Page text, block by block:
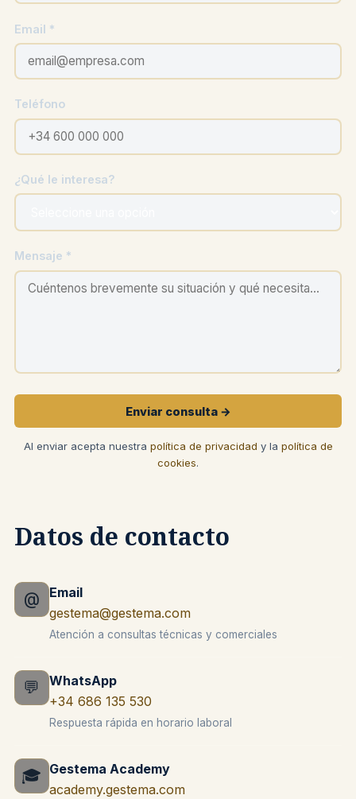
Email *
Teléfono
¿Qué le interesa?
Mensaje *
Enviar consulta →
Al enviar acepta nuestra política de privacidad y la política de
cookies.
Datos de contacto
@
Email
gestema@gestema.com
Atención a consultas técnicas y comerciales
💬
WhatsApp
+34 686 135 530
Respuesta rápida en horario laboral
🎓 Gestema Academy
academy.gestema.com